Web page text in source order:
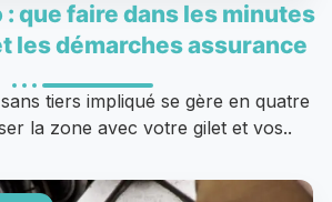
: que faire dans les minutes
les démarches assurance
tiers impliqué se gère en quatre
la zone avec votre gilet et vos..